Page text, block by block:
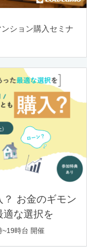
ション購入セミナ
？ お金のギモン
適な選択を
時台 開催